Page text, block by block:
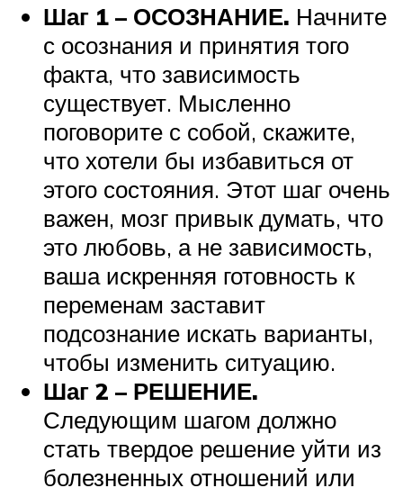
Шаг 1 – ОСОЗНАНИЕ. Начните
с осознания и принятия того
факта, что зависимость
существует. Мысленно
поговорите с собой, скажите,
что хотели бы избавиться от
этого состояния. Этот шаг очень
важен, мозг привык думать, что
это любовь, а не зависимость,
ваша искренняя готовность к
переменам заставит
подсознание искать варианты,
чтобы изменить ситуацию.
Шаг 2 – РЕШЕНИЕ.
Следующим шагом должно
стать твердое решение уйти из
болезненных отношений или